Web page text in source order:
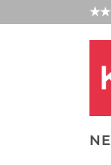
NEW IN